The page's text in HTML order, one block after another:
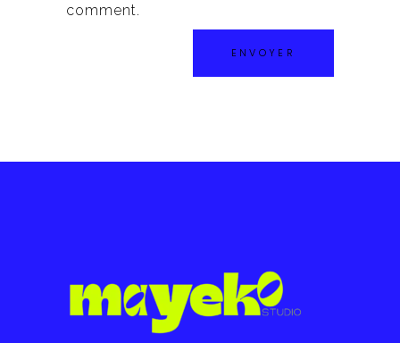
comment.